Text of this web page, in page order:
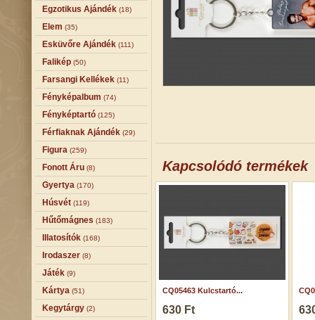
Egzotikus Ajándék (18)
Elem (35)
Esküvőre Ajándék (111)
Falikép (50)
Farsangi Kellékek (11)
Fényképalbum (74)
Fényképtartó (125)
Férfiaknak Ajándék (29)
Figura (259)
Fonott Áru (8)
Gyertya (170)
Húsvét (119)
Hűtőmágnes (183)
Illatosítók (168)
Irodaszer (8)
Játék (9)
Kártya (51)
Kegytárgy (2)
Kapcsolódó termékek
CQ05463 Kulcstartó...
630 Ft